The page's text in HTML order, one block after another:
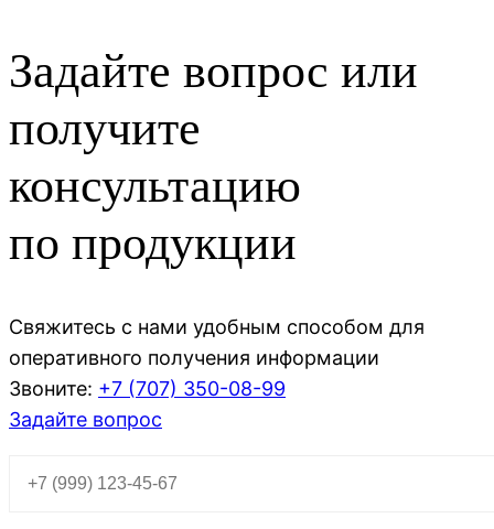
Задайте вопрос или
получите
консультацию
по продукции
Свяжитесь с нами удобным способом для
оперативного получения информации
Звоните: +7 (707) 350-08-99
Задайте вопрос